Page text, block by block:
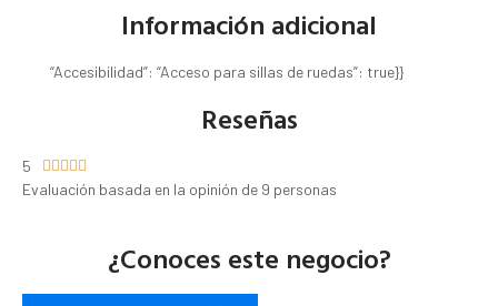
Información adicional
“Accesibilidad”: “Acceso para sillas de ruedas”: true}}
Reseñas
5     
Evaluación basada en la opinión de 9 personas
¿Conoces este negocio?